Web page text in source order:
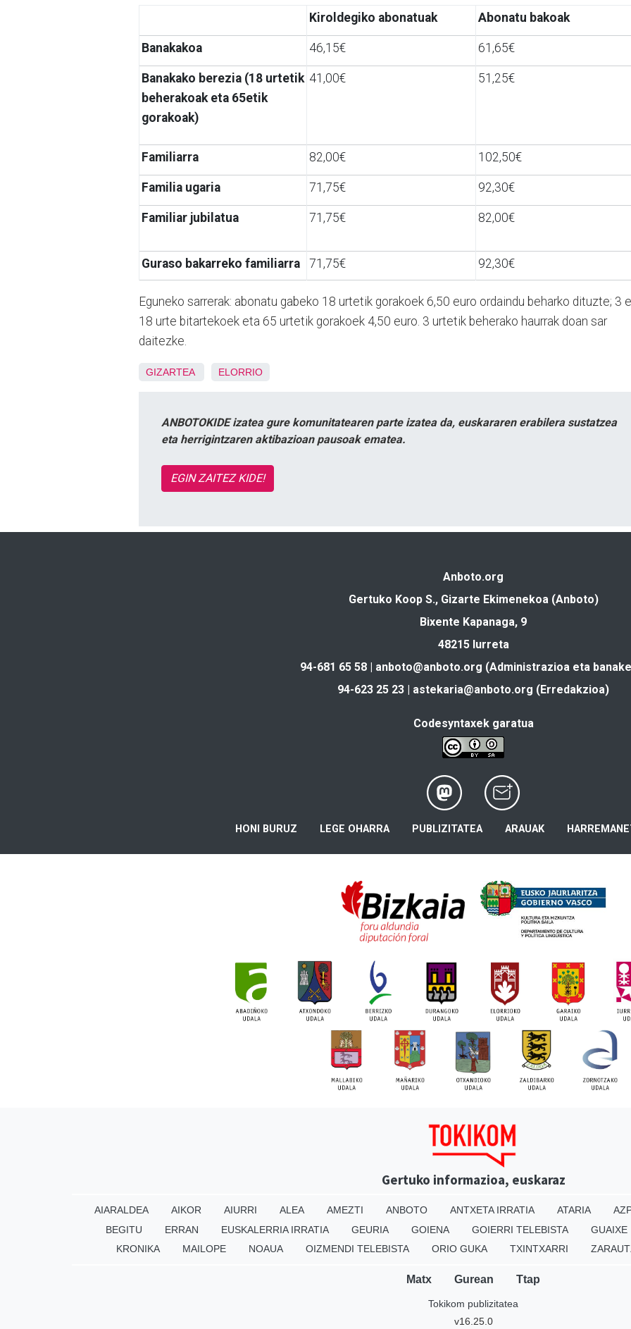
Kiroldegiko abonatuak Abonatu bakoak
Banakakoa 46,15€ 61,65€
Banakako berezia (18 urtetik
beherakoak eta 65etik
gorakoak)
41,00€ 51,25€
Familiarra 82,00€ 102,50€
Familia ugaria 71,75€ 92,30€
Familiar jubilatua 71,75€ 82,00€
Guraso bakarreko familiarra 71,75€ 92,30€
Eguneko sarrerak: abonatu gabeko 18 urtetik gorakoek 6,50 euro ordaindu beharko dituzte; 3
18 urte bitartekoek eta 65 urtetik gorakoek 4,50 euro. 3 urtetik beherako haurrak doan sar
daitezke.
GIZARTEA ELORRIO
ANBOTOKIDE izatea gure komunitatearen parte izatea da, euskararen erabilera sustatzea
eta herrigintzaren aktibazioan pausoak ematea.
EGIN ZAITEZ KIDE!
Anboto.org
Gertuko Koop S., Gizarte Ekimenekoa (Anboto)
Bixente Kapanaga, 9
48215 Iurreta
94-681 65 58 | anboto@anboto.org (Administrazioa eta
94-623 25 23 | astekaria@anboto.org (Erredakzioa)
Codesyntaxek garatua
HONI BURUZ LEGE OHARRA PUBLIZITATEA ARAUAK
Gertuko informazioa, euskaraz
AIARALDEA AIKOR AIURRI ALEA AMEZTI ANBOTO ANTXETA IRRATIA ATARIA
BEGITU
ERRAN EUSKALERRIA IRRATIA GEURIA GOIENA GOIERRI TELEBISTA
GUAIXE
KRONIKA
MAILOPE NOAUA OIZMENDI TELEBISTA ORIO GUKA TXINTXARRI
Matx Gurean Ttap
Tokikom publizitatea
v16.25.0